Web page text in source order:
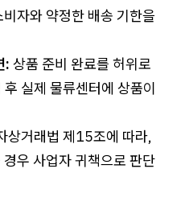
자와 약정한 배송 기한을
: 상품 준비 완료를 허위로
실제 물류센터에 상품이
상거래법 제15조에 따라,
우 사업자 귀책으로 판단